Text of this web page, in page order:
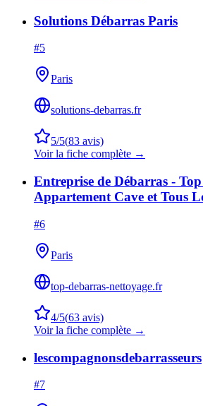
Solutions Débarras Paris
#5
Paris
solutions-debarras.fr
5/5(83 avis)
Voir la fiche complète →
Entreprise de Débarras -
Appartement Cave et Tous
#6
Paris
top-debarras-nettoyage.fr
4/5(63 avis)
Voir la fiche complète →
lescompagnonsdebarrasseurs
#7